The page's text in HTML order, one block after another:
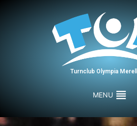
Turnclub Olympia
MENU